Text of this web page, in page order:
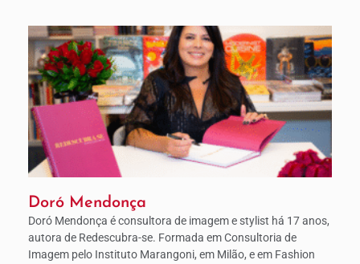
Doró Mendonça
Doró Mendonça é consultora de imagem e stylist há 17 anos,
autora de Redescubra-se. Formada em Consultoria de
Imagem pelo Instituto Marangoni, em Milão, e em Fashion